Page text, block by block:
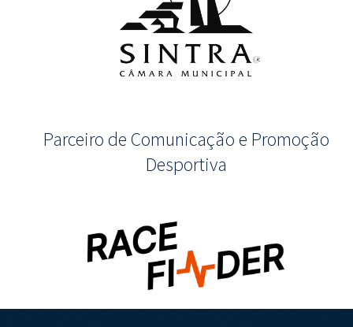
Parceiro de Comunicação e Promoção
Desportiva